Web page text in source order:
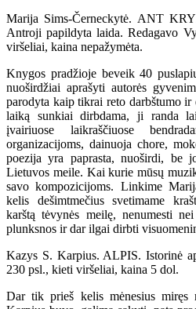
Marija Sims-Černeckytė. ANT
Antroji papildyta laida. Redagavo
viršeliai, kaina nepažymėta.
Knygos pradžioje beveik 40
nuoširdžiai aprašyti autorės
parodyta kaip tikrai reto darbštumo
laiką sunkiai dirbdama, ji randa
įvairiuose laikraščiuose
organizacijoms, dainuoja chore,
poezija yra paprasta, nuoširdi, be
Lietuvos meile. Kai kurie mūsų
savo kompozicijoms. Linkime
kelis dešimtmečius svetimame
karštą tėvynės meilę, nenumesti
plunksnos ir dar ilgai dirbti
Kazys S. Karpius. ALPIS. Istorinė
230 psl., kieti viršeliai, kaina 5 dol.
Dar tik prieš kelis mėnesius miręs